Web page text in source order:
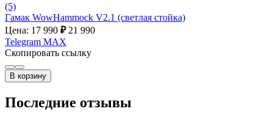
(5)
Гамак WowHammock V2.1 (светлая стойка)
Цена: 17 990 ₽ 21 990
Telegram MAX
Скопировать ссылку
В корзину
Последние отзывы